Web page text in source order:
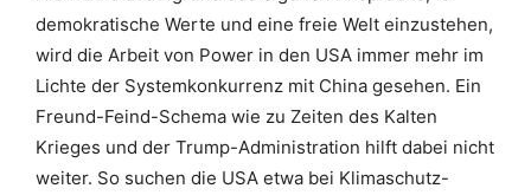
demokratische Werte und eine freie Welt einzustehen,
wird die Arbeit von Power in den USA immer mehr im
Lichte der Systemkonkurrenz mit China gesehen. Ein
Freund-Feind-Schema wie zu Zeiten des Kalten
Krieges und der Trump-Administration hilft dabei nicht
weiter. So suchen die USA etwa bei Klimaschutz-